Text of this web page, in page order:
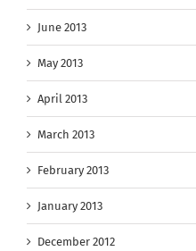
June 2013
May 2013
April 2013
March 2013
February 2013
January 2013
December 2012